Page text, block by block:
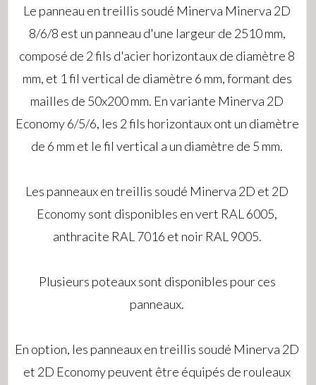
Le panneau en treillis soudé Minerva Minerva 2D
8/6/8 est un panneau d'une largeur de 2510 mm,
composé de 2 fils d'acier horizontaux de diamètre 8
mm, et 1 fil vertical de diamètre 6 mm, formant des
mailles de 50x200 mm. En variante Minerva 2D
Economy 6/5/6, les 2 fils horizontaux ont un diamètre
de 6 mm et le fil vertical a un diamètre de 5 mm.
Les panneaux en treillis soudé Minerva 2D et 2D
Economy sont disponibles en vert RAL 6005,
anthracite RAL 7016 et noir RAL 9005.
Plusieurs poteaux sont disponibles pour ces
panneaux.
En option, les panneaux en treillis soudé Minerva 2D
et 2D Economy peuvent être équipés de rouleaux